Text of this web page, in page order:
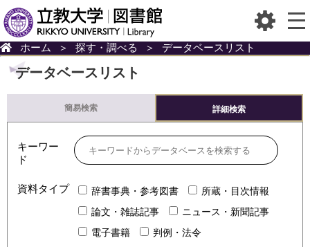
ホーム ＞ 探す・調べる ＞ データベースリスト
データベースリスト
簡易検索 詳細検索
キーワー
ド
資料タイプ 辞書事典・参考図書
所蔵・目次情報
論文・雑誌記事
ニュース・新聞記事
電子書籍
判例・法令